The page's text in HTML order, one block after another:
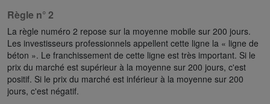
Règle n° 2
La règle numéro 2 repose sur la moyenne mobile sur 200 jours.
Les investisseurs professionnels appellent cette ligne la « ligne de
béton ». Le franchissement de cette ligne est très important. Si le
prix du marché est supérieur à la moyenne sur 200 jours, c'est
positif. Si le prix du marché est inférieur à la moyenne sur 200
jours, c'est négatif.